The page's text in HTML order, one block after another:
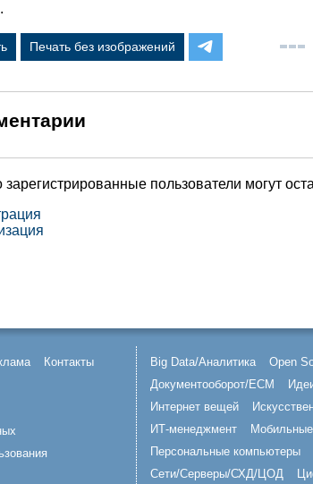
Печать без изображений
зарегистрированные пользователи могут
Контакты Big Data/Аналитика Open
Документооборот/ECM
Интернет вещей
ИТ-менеджмент
Персональные компьютеры
Сети/Серверы/СХД/ЦОД